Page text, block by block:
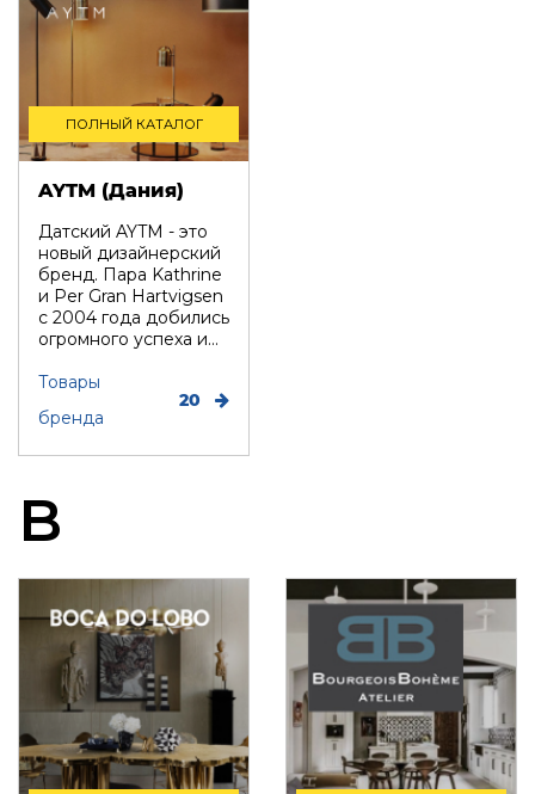
ПОЛНЫЙ КАТАЛОГ
AYTM (Дания)
Датский AYTM - это
новый дизайнерский
бренд. Пара Kathrine
и Per Gran Hartvigsen
с 2004 года добились
огромного успеха и...
Товары
бренда
20
B